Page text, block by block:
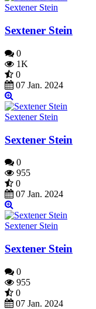
Sextener Stein
Sextener Stein
0
1K
0
07 Jan. 2024
Sextener Stein
Sextener Stein
0
955
0
07 Jan. 2024
Sextener Stein
Sextener Stein
0
955
0
07 Jan. 2024